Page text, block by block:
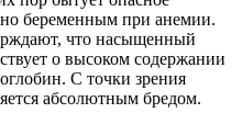
беременным при анемии.
что насыщенный
о высоком содержании
С точки зрения
абсолютным бредом.